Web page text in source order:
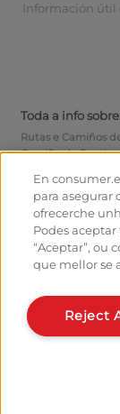
Información útil
Toda a info
Rutas e Camiños
Camiño de
Monumentos
Foro
Fotografías do
Santiago
Hostaleiros:
Dá de alta o teu
Coñécenos:
En
para asegurar
ofrecerche
Podes
“Aceptar”, ou
que mellor se
Reject